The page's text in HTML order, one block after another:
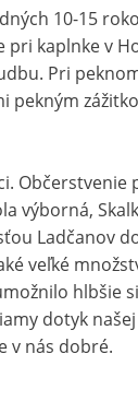
10-15
pri kaplnke v
Pri
pekným
Občerstvenie
výborná,
Ladčanov
veľké
hlbšie
dotyk
v nás dobré.